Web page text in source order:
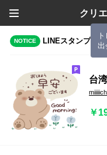
クリ
出
NOTICE LINEスタンプメ
台
￥